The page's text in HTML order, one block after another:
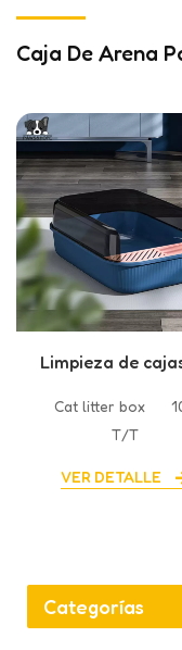
Caja De Arena
Limpieza de
barata OEM
Cat litter box
T/T
VER DETALLE
Categorías